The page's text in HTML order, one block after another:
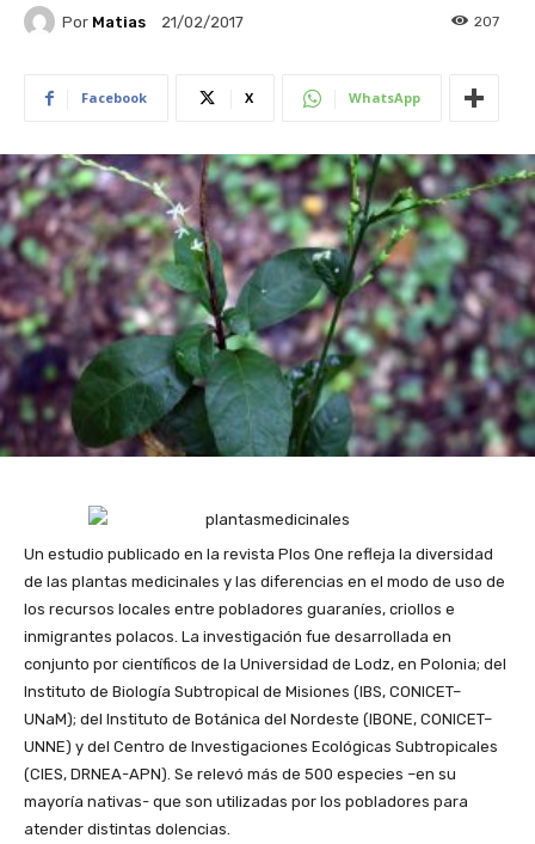
Por Matias 21/02/2017 207
Facebook X WhatsApp
Un estudio publicado en la revista Plos One refleja la diversidad
de las plantas medicinales y las diferencias en el modo de uso de
los recursos locales entre pobladores guaraníes, criollos e
inmigrantes polacos. La investigación fue desarrollada en
conjunto por científicos de la Universidad de Lodz, en Polonia; del
Instituto de Biología Subtropical de Misiones (IBS, CONICET–
UNaM); del Instituto de Botánica del Nordeste (IBONE, CONICET–
UNNE) y del Centro de Investigaciones Ecológicas Subtropicales
(CIES, DRNEA-APN). Se relevó más de 500 especies –en su
mayoría nativas- que son utilizadas por los pobladores para
atender distintas dolencias.